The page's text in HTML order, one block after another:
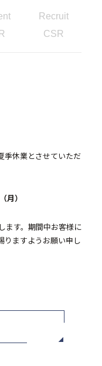
Recruit
CSR
季休業とさせていただ
月）
ます。期間中お客様に
りますようお願い申し